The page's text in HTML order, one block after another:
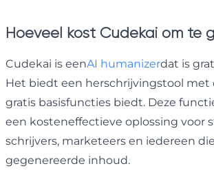
Hoeveel kost Cudekai om te
Cudekai is eenAI humanizerdat is
Het biedt een herschrijvingstool met
gratis basisfuncties biedt. Deze
een kosteneffectieve oplossing voor
schrijvers, marketeers en iedereen
gegenereerde inhoud.